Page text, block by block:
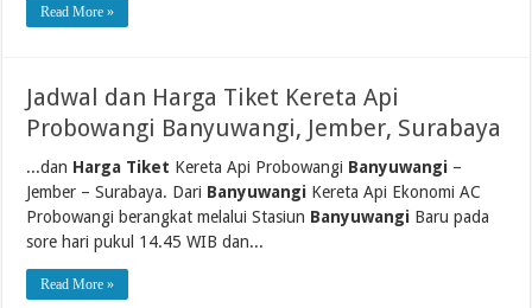
Read More »
Jadwal dan Harga Tiket Kereta Api
Probowangi Banyuwangi, Jember, Surabaya
...dan Harga Tiket Kereta Api Probowangi Banyuwangi –
Jember – Surabaya. Dari Banyuwangi Kereta Api Ekonomi AC
Probowangi berangkat melalui Stasiun Banyuwangi Baru pada
sore hari pukul 14.45 WIB dan...
Read More »